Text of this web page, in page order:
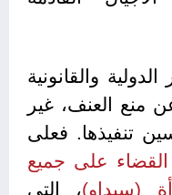
والقانونية
منع العنف، غير
تنفيذها. فعلى
القضاء على جميع
(سيداو)، التي